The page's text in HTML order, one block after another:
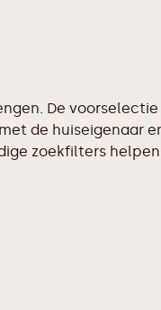
De
de huiseigenaar
zoekfilters